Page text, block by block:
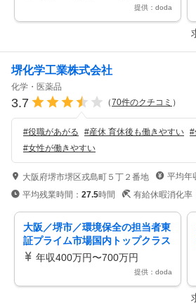
提供：doda
堺化学工業株式会社
化学・医薬品
3.7 （70件のクチコミ ）
#役職があがる #産休 育休後も働きやすい #
#女性が働きやすい
大阪府堺市堺区戎島町５丁２番地 平均年
平均残業時間： 27.5時間 有給休暇消化率
大阪／堺市／環境保全の担当者東
証プライム市場国内トップクラス
シェア製品年休121日
年収400万円〜700万円
提供：doda